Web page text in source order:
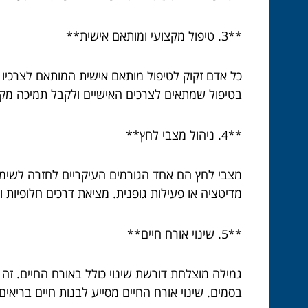
**3. טיפול מקצועי ומותאם אישית**
כל אדם זקוק לטיפול מותאם אישית המותאם לצרכיו
בטיפול שמתאים לצרכים האישיים ולקבל תמיכה
**4. ניהול מצבי לחץ**
מצבי לחץ הם אחד הגורמים העיקריים לחזרה
מדיטציה או פעילות גופנית. מציאת דרכים
**5. שינוי אורח חיים**
גמילה מוצלחת דורשת שינוי כולל באורח החיים.
בסמים. שינוי אורח החיים מסייע לבנות חיים